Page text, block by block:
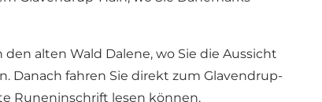
alten Wald Dalene, wo Sie die Aussicht
Danach fahren Sie direkt zum Glavendrup-
Runeninschrift lesen können.